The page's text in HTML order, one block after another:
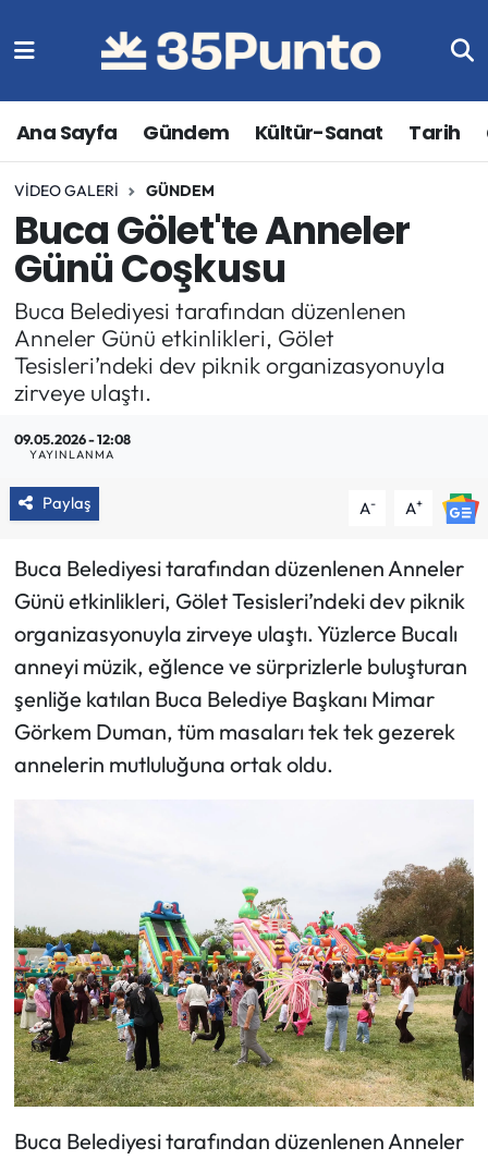
Ana Sayfa Gündem Kültür-Sanat Tarih
VIDEO GALERI GÜNDEM
Buca Gölet'te Anneler
Günü Coşkusu
Buca Belediyesi tarafından düzenlenen
Anneler Günü etkinlikleri, Gölet
Tesisleri’ndeki dev piknik organizasyonuyla
zirveye ulaştı.
09.05.2026 - 12:08
YAYINLANMA
Paylaş A- A+
Buca Belediyesi tarafından düzenlenen Anneler
Günü etkinlikleri, Gölet Tesisleri’ndeki dev piknik
organizasyonuyla zirveye ulaştı. Yüzlerce Bucalı
anneyi müzik, eğlence ve sürprizlerle buluşturan
şenliğe katılan Buca Belediye Başkanı Mimar
Görkem Duman, tüm masaları tek tek gezerek
annelerin mutluluğuna ortak oldu.
Buca Belediyesi tarafından düzenlenen Anneler